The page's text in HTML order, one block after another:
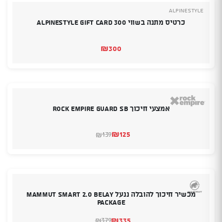
Alpinestyle
כרטיס מתנה בשווי 300 Alpinestyle Gift Card
₪300
אמצעי חיכוך ROCK EMPIRE GUARD SB
₪139
המחיר₪125
המחיר
מכשיר חיכוך להובלה ננעל MAMMUT SMART 2.0 BELAY
PACKAGE
379₪335